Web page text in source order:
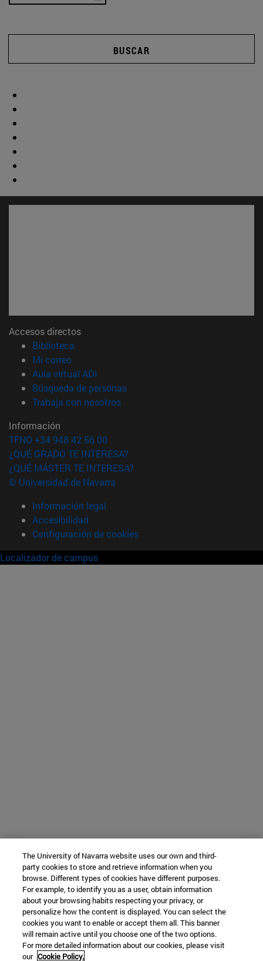
BUSCAR
Accesos directos
Biblioteca
Mi correo(abre en nueva ventana)
Aula virtual ADI
Búsqueda de personas(abre en nueva ventana)
Trabaja con nosotros(abre en nueva ventana)
Información
TFNO +34 948 42 56 00
¿QUÉ GRADO TE INTERESA?
¿QUÉ MÁSTER TE INTERESA?
© Universidad de Navarra
Información legal
Accesibilidad
Configuración de cookies
Localizador de campus
The University of Navarra website uses our own and third-
party cookies to store and retrieve information when you
browse. Different types of cookies have different purposes.
For example, to identify you as a user, obtain information
about your browsing habits respecting your privacy, or
personalize how the content is displayed. You can select the
cookies you want to enable or accept them all. This banner
will remain active until you choose one of the two options.
For more detailed information about our cookies, please visit
our Cookie Policy.